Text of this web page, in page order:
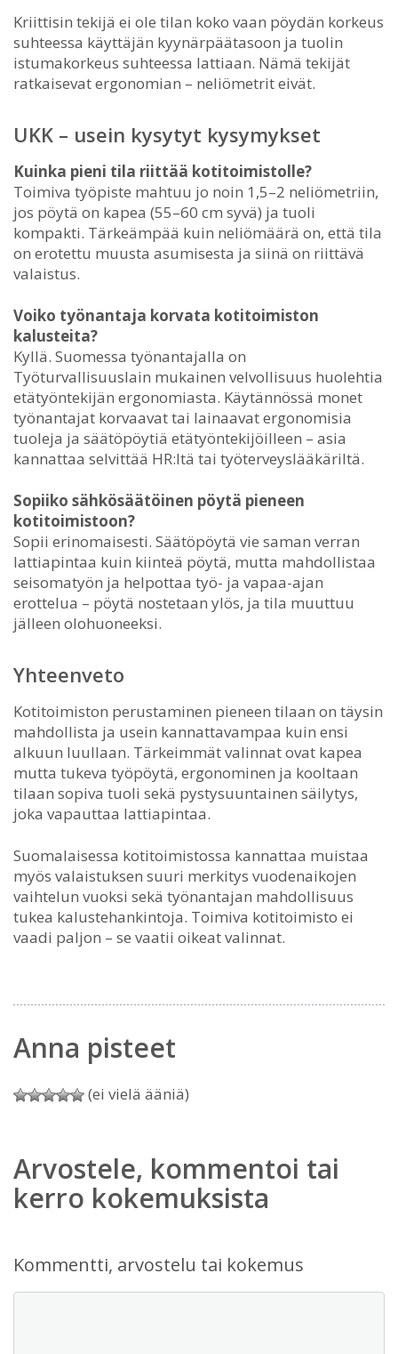
Kriittisin tekijä ei ole tilan koko vaan pöydän korkeus
suhteessa käyttäjän kyynärpäätasoon ja tuolin
istumakorkeus suhteessa lattiaan. Nämä tekijät
ratkaisevat ergonomian – neliömetrit eivät.
UKK – usein kysytyt kysymykset
Kuinka pieni tila riittää kotitoimistolle?
Toimiva työpiste mahtuu jo noin 1,5–2 neliömetriin,
jos pöytä on kapea (55–60 cm syvä) ja tuoli
kompakti. Tärkeämpää kuin neliömäärä on, että tila
on erotettu muusta asumisesta ja siinä on riittävä
valaistus.
Voiko työnantaja korvata kotitoimiston
kalusteita?
Kyllä. Suomessa työnantajalla on
Työturvallisuuslain mukainen velvollisuus huolehtia
etätyöntekijän ergonomiasta. Käytännössä monet
työnantajat korvaavat tai lainaavat ergonomisia
tuoleja ja säätöpöytiä etätyöntekijöilleen – asia
kannattaa selvittää HR:ltä tai työterveyslääkäriltä.
Sopiiko sähkösäätöinen pöytä pieneen
kotitoimistoon?
Sopii erinomaisesti. Säätöpöytä vie saman verran
lattiapintaa kuin kiinteä pöytä, mutta mahdollistaa
seisomatyön ja helpottaa työ- ja vapaa-ajan
erottelua – pöytä nostetaan ylös, ja tila muuttuu
jälleen olohuoneeksi.
Yhteenveto
Kotitoimiston perustaminen pieneen tilaan on täysin
mahdollista ja usein kannattavampaa kuin ensi
alkuun luullaan. Tärkeimmät valinnat ovat kapea
mutta tukeva työpöytä, ergonominen ja kooltaan
tilaan sopiva tuoli sekä pystysuuntainen säilytys,
joka vapauttaa lattiapintaa.
Suomalaisessa kotitoimistossa kannattaa muistaa
myös valaistuksen suuri merkitys vuodenaikojen
vaihtelun vuoksi sekä työnantajan mahdollisuus
tukea kalustehankintoja. Toimiva kotitoimisto ei
vaadi paljon – se vaatii oikeat valinnat.
Anna pisteet
(ei vielä ääniä)
Arvostele, kommentoi tai
kerro kokemuksista
Kommentti, arvostelu tai kokemus